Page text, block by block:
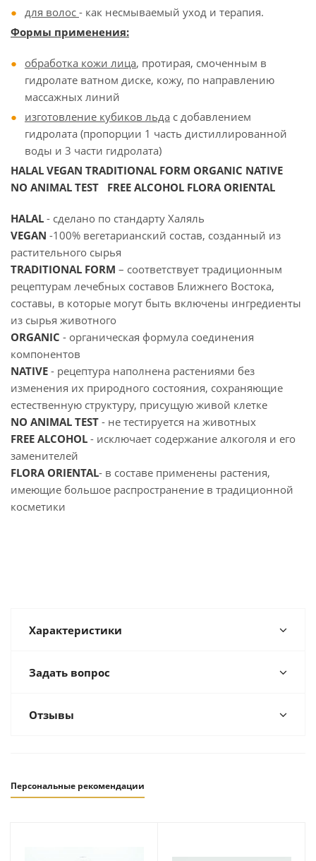
для волос - как несмываемый уход и терапия.
Формы применения:
обработка кожи лица, протирая, смоченным в
гидролате ватном диске, кожу, по направлению
массажных линий
изготовление кубиков льда с добавлением
гидролата (пропорции 1 часть дистиллированной
воды и 3 части гидролата)
HALAL VEGAN TRADITIONAL FORM ORGANIC NATIVE
NO ANIMAL TEST FREE ALCOHOL FLORA ORIENTAL
HALAL - сделано по стандарту Халяль
VEGAN -100% вегетарианский состав, созданный из
растительного сырья
TRADITIONAL FORM – соответствует традиционным
рецептурам лечебных составов Ближнего Востока,
составы, в которые могут быть включены ингредиенты
из сырья животного
ORGANIC - органическая формула соединения
компонентов
NATIVE - рецептура наполнена растениями без
изменения их природного состояния, сохраняющие
естественную структуру, присущую живой клетке
NO ANIMAL TEST - не тестируется на животных
FREE ALCOHOL - исключает содержание алкоголя и его
заменителей
FLORA ORIENTAL- в составе применены растения,
имеющие большое распространение в традиционной
косметики
Характеристики
Задать вопрос
Отзывы
Персональные рекомендации